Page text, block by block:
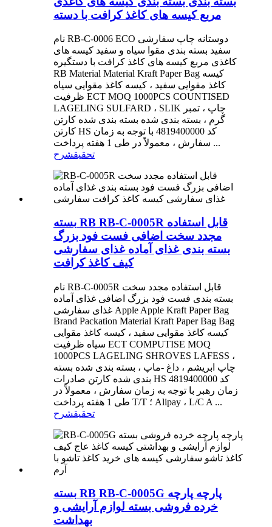
مربع کیسه های کاغذ کرافت با دسته
نام RB-C-0006 ECO دوستانه چاپ سفارشی
سفید بسته بندی مقوا سیاه و سفید کیسه های
کاغذی مربع کیسه های کاغذ کرافت با دستگیره
RB Material Material Kraft Paper Bag کیسه
کاغذ مقوایی سفید ، کیسه کاغذ مقوایی سیاه
ظرفیت ECT MOQ 1000PCS COUNTISED
LAGELING SULFARD ، SLIK چاپ ، تمبر
گرم ، بسته بندی شده بسته بندی شده کارتن
کارتن HS کد 4819400000 با توجه به زمان
سفارش ، معمولاً در طی 1 هفته پرداخت ...
تحقیقشرح
بسته RB RB-C-0005R قابل استفاده
مجدد سخت اضافی فست فود بزرگ
بسته بندی غذای آماده غذای سفارشی
کیف کاغذ کرافت
نام RB-C-0005R قابل استفاده مجدد سخت
بسته بندی فست فود بزرگ اضافی غذای آماده
غذای سفارشی Apple Apple Kraft Paper Bag
Brand Packation Material Kraft Paper Bag Bag
کیسه کاغذ مقوایی سفید ، کیسه کاغذ مقوایی
سیاه ظرفیت ECT COMPUTISE MOQ
1000PCS LAGELING SHROVES LAFESS ،
چاپ ابریشم ، داغ -ماپ ، بسته بندی شده بسته
بندی شده کارتن صادرات HS کد 4819400000
زمان رهبر با توجه به زمان سفارش ، معمولاً در
طی 1 هفته پرداخت T/T ؛ Alipay ، L/C A ...
تحقیقشرح
بسته RB RB-C-0005G پارچه پارچه
خرده فروشی بسته لوازم آرایشی و
بهداشت